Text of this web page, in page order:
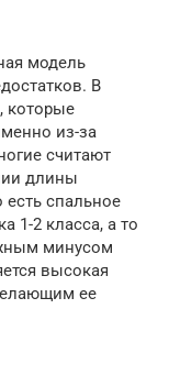
модель
В
которые
из-за
считают
длины
есть спальное
1-2 класса, а то
минусом
высокая
ее